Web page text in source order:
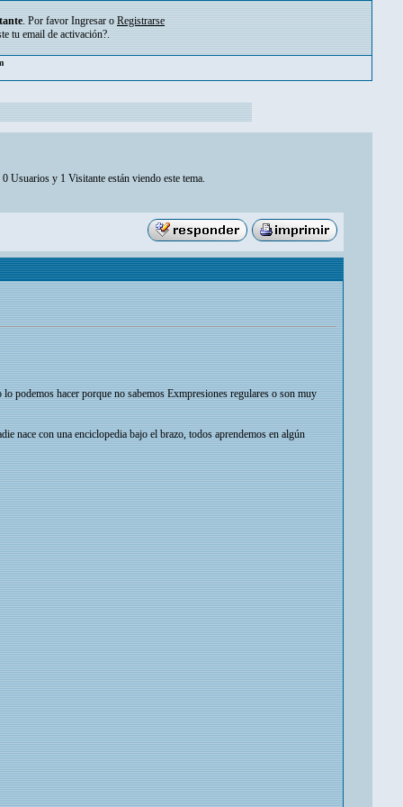
. Por favor Ingresar o Registrarse
tu email de activación?.
0 Usuarios y 1 Visitante están viendo este tema.
podemos hacer porque no sabemos Exmpresiones regulares o son muy
nace con una enciclopedia bajo el brazo, todos aprendemos en algún